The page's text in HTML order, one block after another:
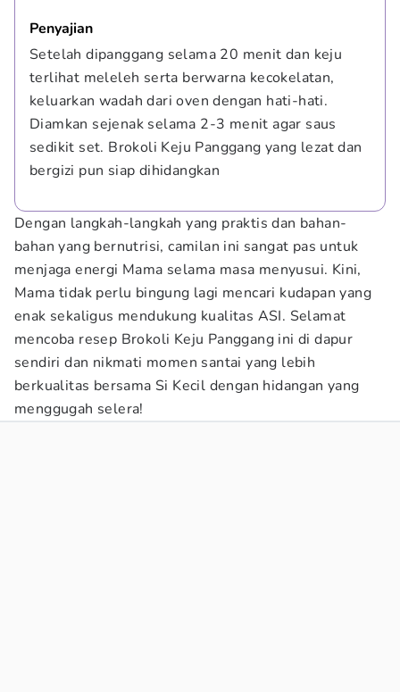
Penyajian
Setelah dipanggang selama 20 menit dan keju
terlihat meleleh serta berwarna kecokelatan,
keluarkan wadah dari oven dengan hati-hati.
Diamkan sejenak selama 2-3 menit agar saus
sedikit set. Brokoli Keju Panggang yang lezat dan
bergizi pun siap dihidangkan
Dengan langkah-langkah yang praktis dan bahan-
bahan yang bernutrisi, camilan ini sangat pas untuk
menjaga energi Mama selama masa menyusui. Kini,
Mama tidak perlu bingung lagi mencari kudapan yang
enak sekaligus mendukung kualitas ASI. Selamat
mencoba resep Brokoli Keju Panggang ini di dapur
sendiri dan nikmati momen santai yang lebih
berkualitas bersama Si Kecil dengan hidangan yang
menggugah selera!